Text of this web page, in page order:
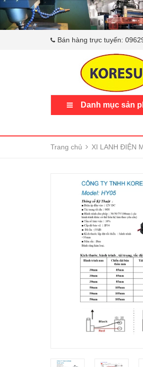
Bán hàng trực tuyến:
Danh mục sản
Trang chủ XI LANH ĐIỆN